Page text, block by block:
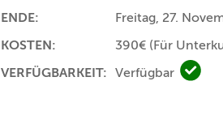
ENDE:
Freitag, 27.
KOSTEN:
390€ (Für
VERFÜGBARKEIT: Verfügbar